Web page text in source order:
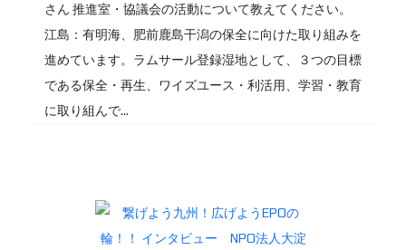
さん 推進室・協議会の活動について教えてください。
江島：有明海、肥前鹿島干潟の保全に向けた取り組みを
進めています。ラムサール登録湿地として、３つの目標
である保全・再生、ワイズユース・利活用、学習・教育
に取り組んで...